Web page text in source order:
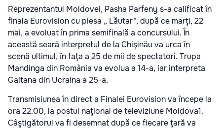
Reprezentantul Moldovei, Pasha Parfeny s-a calificat în
finala Eurovision cu piesa „ Lăutar”, după ce marţi, 22
mai, a evoluat în prima semifinală a concursului. În
această seară interpretul de la Chişinău va urca în
scenă ultimul, în faţa a 25 de mii de spectatori. Trupa
Mandinga din România va evolua a 14-a, iar interpreta
Gaitana din Ucraina a 25-a.
Transmisiunea în direct a Finalei Eurovision va începe la
ora 22.00, la postul naţional de televiziune Moldova1.
Câştigătorul va fi desemnat după ce fiecare ţară va